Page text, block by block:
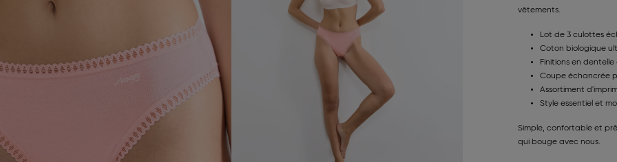
vêtements.
Lot de 3 culottes
Coton biologique
Finitions en
Coupe échancrée
Assortiment
Style essentiel et
Simple, confortable et
qui bouge avec nous.